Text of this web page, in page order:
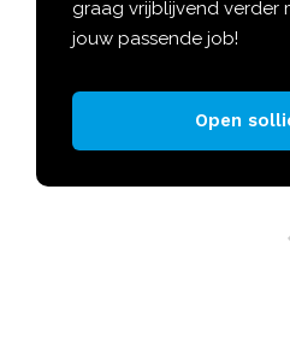
graag vrijblijvend verder
jouw passende job!
Open